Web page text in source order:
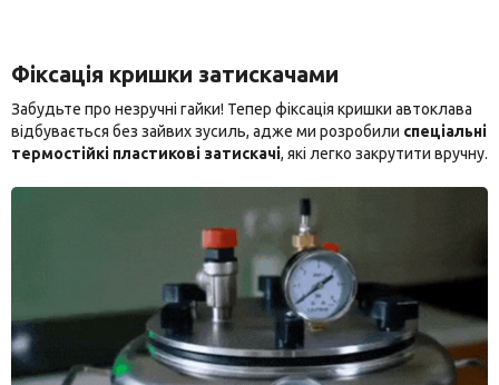
Фіксація кришки затискачами
Забудьте про незручні гайки! Тепер фіксація кришки автоклава
відбувається без зайвих зусиль, адже ми розробили спеціальні
термостійкі пластикові затискачі, які легко закрутити вручну.